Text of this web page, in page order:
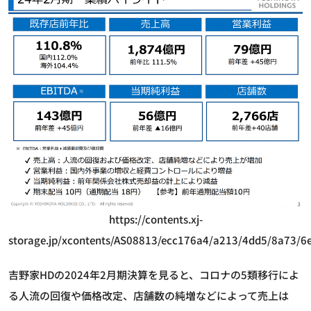
https://contents.xj-
storage.jp/xcontents/AS08813/ecc176a4/a213/4dd5/8a73/
吉野家HDの2024年2月期決算を見ると、コロナの5類移行によ
る人流の回復や価格改定、店舗数の純増などによって売上は